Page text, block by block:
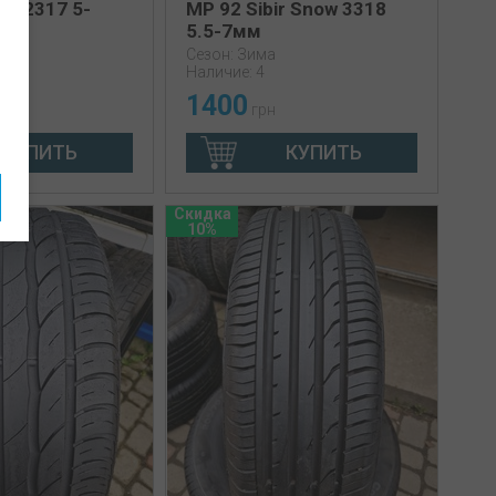
3 2317 5-
КУПИТЬ
MP 92 Sibir Snow 3318
5.5-7мм
Сезон: Зима
Наличие: 4
1400 грн
КУПИТЬ
Скидка
10%